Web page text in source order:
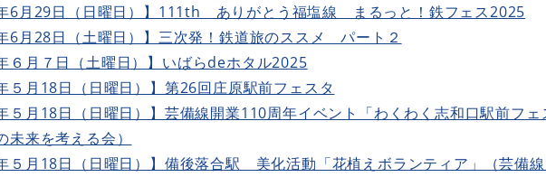
年6月29日（日曜日）】111th ありがとう福塩線 まるっと！鉄フェス2025
6月28日（土曜日）】三次発！鉄道旅のススメ パート２
６月７日（土曜日）】いばらdeホタル2025
５月18日（日曜日）】第26回庄原駅前フェスタ
５月18日（日曜日）】芸備線開業110周年イベント「わくわく志和口駅前フ
未来を考える会）
５月18日（日曜日）】備後落合駅 美化活動「花植えボランティア」（芸備